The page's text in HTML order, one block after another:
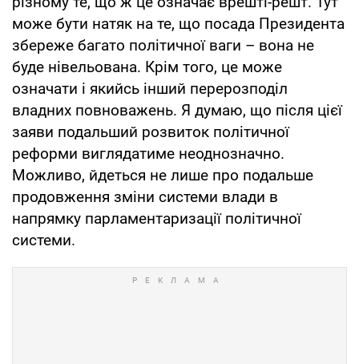
може бути натяк на те, що посада Президента
збереже багато політичної ваги – вона не
буде нівельована. Крім того, це може
означати і якийсь інший перерозподіл
владних повноважень. Я думаю, що після цієї
заяви подальший розвиток політичної
реформи виглядатиме неоднозначно.
Можливо, йдеться не лише про подальше
продовження зміни системи влади в
напрямку парламентаризації політичної
системи.